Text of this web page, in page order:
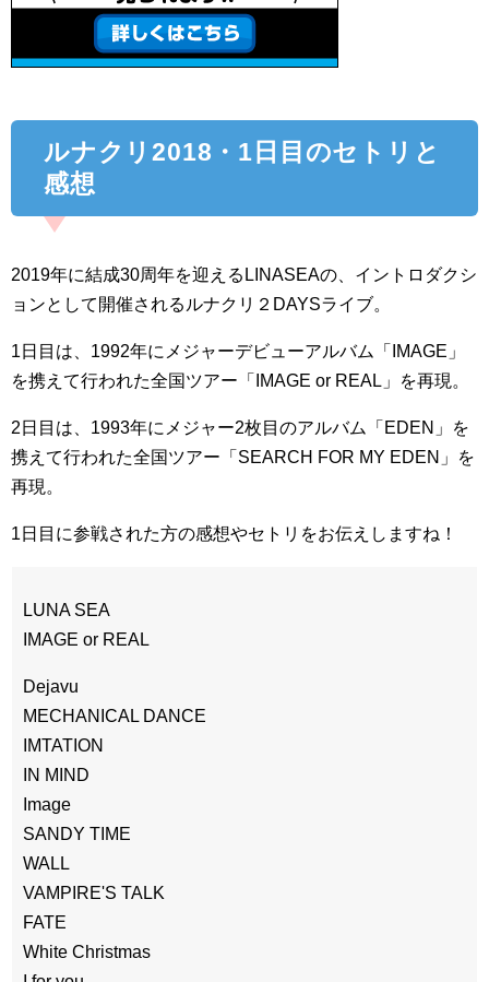
ルナクリ2018・1日目のセトリと
感想
2019年に結成30周年を迎えるLINASEAの、イントロダクシ
ョンとして開催されるルナクリ２DAYSライブ。
1日目は、1992年にメジャーデビューアルバム「IMAGE」
を携えて行われた全国ツアー「IMAGE or REAL」を再現。
2日目は、1993年にメジャー2枚目のアルバム「EDEN」を
携えて行われた全国ツアー「SEARCH FOR MY EDEN」を
再現。
1日目に参戦された方の感想やセトリをお伝えしますね！
LUNA SEA
IMAGE or REAL
Dejavu
MECHANICAL DANCE
IMTATION
IN MIND
Image
SANDY TIME
WALL
VAMPIRE'S TALK
FATE
White Christmas